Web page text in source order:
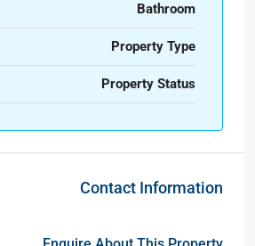
Bathroom
Property Type
Property Status
Contact Information